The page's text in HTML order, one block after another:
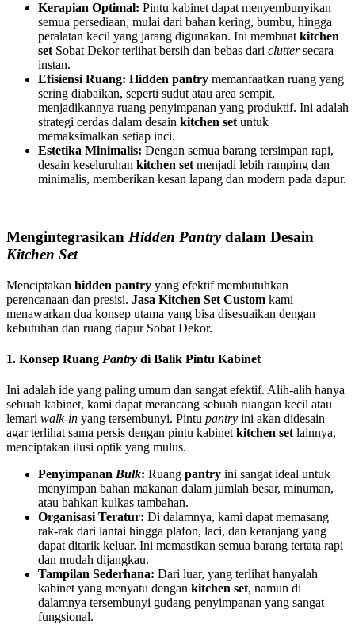
Kerapian Optimal: Pintu kabinet dapat menyembunyikan
semua persediaan, mulai dari bahan kering, bumbu, hingga
peralatan kecil yang jarang digunakan. Ini membuatkitchen
setSobat Dekor terlihat bersih dan bebas dari cluttersecara
instan.
Efisiensi Ruang: Hidden pantry memanfaatkan ruang yang
sering diabaikan, seperti sudut atau area sempit,
menjadikannya ruang penyimpanan yang produktif. Ini adalah
strategi cerdas dalam desain kitchen setuntuk
memaksimalkan setiap inci.
Estetika Minimalis: Dengan semua barang tersimpan rapi,
desain keseluruhan kitchen setmenjadi lebih ramping dan
minimalis, memberikan kesan lapang dan modern pada dapur.
Mengintegrasikan Hidden Pantrydalam Desain
Kitchen Set
Menciptakan hidden pantry yang efektif membutuhkan
perencanaan dan presisi. Jasa Kitchen Set Custom kami
menawarkan dua konsep utama yang bisa disesuaikan dengan
kebutuhan dan ruang dapur Sobat Dekor.
1. Konsep Ruang Pantry di Balik Pintu Kabinet
Ini adalah ide yang paling umum dan sangat efektif. Alih-alih hanya
sebuah kabinet, kami dapat merancang sebuah ruangan kecil atau
lemari walk-in yang tersembunyi. Pintu pantry ini akan didesain
agar terlihat sama persis dengan pintu kabinetkitchen setlainnya,
menciptakan ilusi optik yang mulus.
Penyimpanan Bulk: Ruang pantry ini sangat ideal untuk
menyimpan bahan makanan dalam jumlah besar, minuman,
atau bahkan kulkas tambahan.
Organisasi Teratur: Di dalamnya, kami dapat memasang
rak-rak dari lantai hingga plafon, laci, dan keranjang yang
dapat ditarik keluar. Ini memastikan semua barang tertata rapi
dan mudah dijangkau.
Tampilan Sederhana: Dari luar, yang terlihat hanyalah
kabinet yang menyatu dengan kitchen set, namun di
dalamnya tersembunyi gudang penyimpanan yang sangat
fungsional.